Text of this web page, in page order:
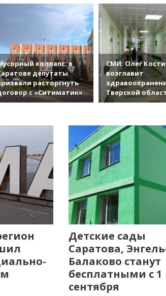
коллапс: в
депутаты
расторгнуть
с «Ситиматик»
СМИ: Олег
возглавит
Тверской
Детские сады
Саратова,
Балаково станут
бесплатными с 1
сентября